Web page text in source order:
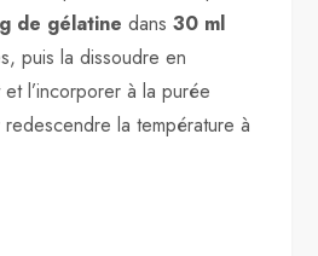
de gélatine dans30 ml
puis la dissoudre en
l’incorporer à la purée
la température à